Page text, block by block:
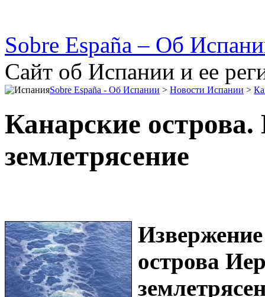
Sobre España – Об
Сайт об Испании и ее
Sobre España - Об Испании > Новости Испании >
Канарские
землетрясение
острова